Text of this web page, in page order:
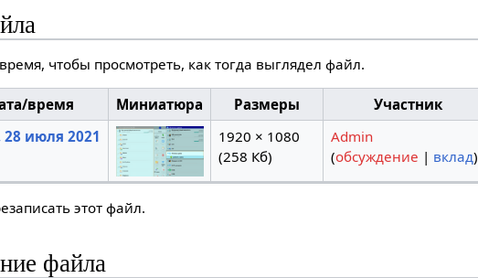
чтобы просмотреть, как тогда выглядел файл.
время Миниатюра Размеры Участник
28 июля 2021
1920 × 1080
(258 Кб)
Admin
(обсуждение | вклад)
этот файл.
файла